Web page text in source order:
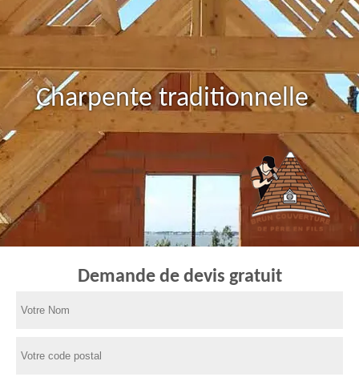
Charpente traditionnelle
Demande de devis gratuit